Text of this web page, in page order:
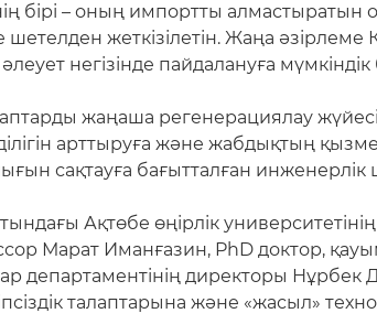
бірі – оның импортты алмастыратын
шетелден жеткізілетін. Жаңа
негізінде пайдалануға мүмкіндік
жаңаша регенерациялау
арттыруға және жабдықтың
сақтауға бағытталған
Ақтөбе өңірлік
Марат Иманғазин, PhD доктор,
департаментінің директоры
талаптарына және «жасыл»